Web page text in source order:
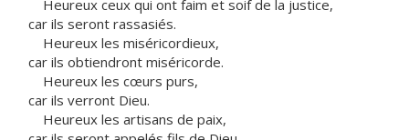
Heureux ceux qui ont faim et soif de la justice,
car ils seront rassasiés.
Heureux les miséricordieux,
car ils obtiendront miséricorde.
Heureux les cœurs purs,
car ils verront Dieu.
Heureux les artisans de paix,